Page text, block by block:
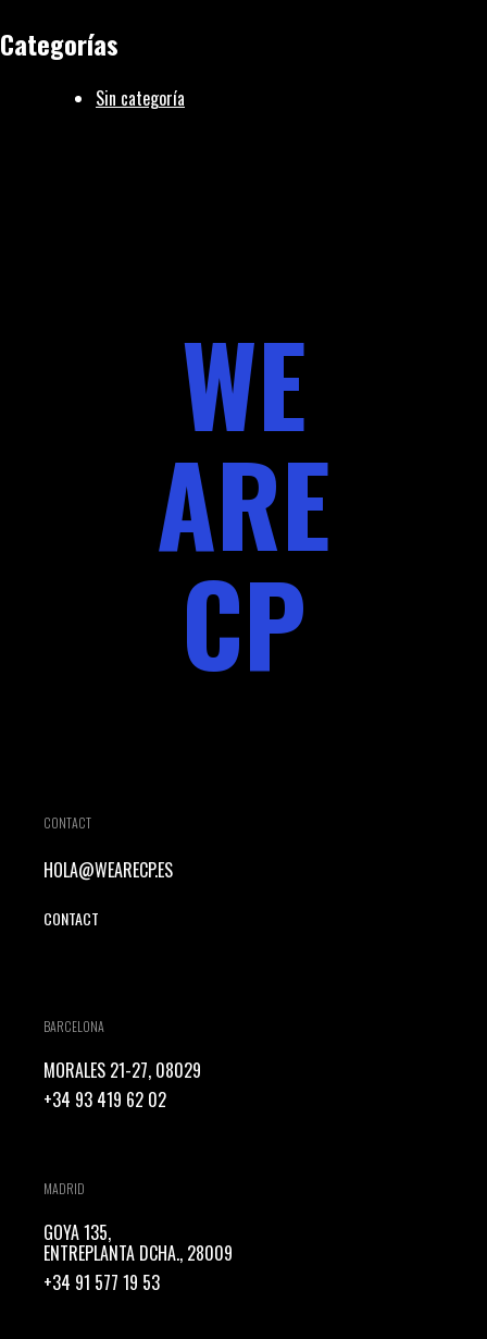
Categorías
Sin categoría
WE
ARE
CP
CONTACT
HOLA@WEARECP.ES
CONTACT
BARCELONA
MORALES 21-27, 08029
+34 93 419 62 02
MADRID
GOYA 135,
ENTREPLANTA DCHA., 28009
+34 91 577 19 53